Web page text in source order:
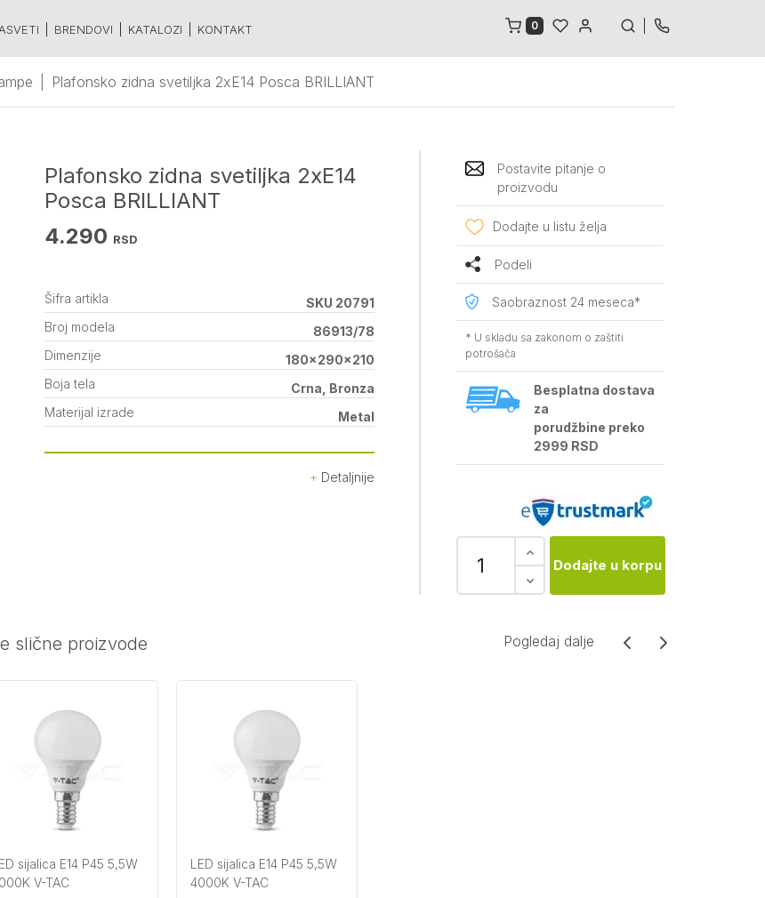
BRENDOVI KATALOZI KONTAKT 0
Plafonsko zidna svetiljka 2xE14 Posca BRILLIANT
Plafonsko zidna svetiljka 2xE14
Posca BRILLIANT
4.290 RSD
Šifra artikla
SKU 20791
Broj modela
86913/78
Dimenzije
180x290x210
Boja tela
Crna, Bronza
Materijal izrade
Metal
Detaljnije
Postavite pitanje o
proizvodu
Dodajte u listu želja
Podeli
Saobraznost 24 meseca*
* U skladu sa zakonom o zaštiti
potrošača
Besplatna dostava
za
porudžbine preko
2999 RSD
Dodajte u korpu
slične proizvode Pogledaj dalje
sijalica E14 P45 5,5W
V-TAC
LED sijalica E14 P45 5,5W
4000K V-TAC